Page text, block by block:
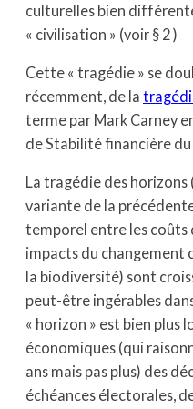
culturelles bien
« civilisation » (voir § 2 )
Cette « tragédie » se
récemment, de la
terme par Mark Carney
de Stabilité financière du
La tragédie des horizons
variante de la
temporel entre les coûts
impacts du changement
la biodiversité) sont
peut-être ingérables
« horizon » est bien plus
économiques (qui
ans mais pas plus) des
échéances électorales,